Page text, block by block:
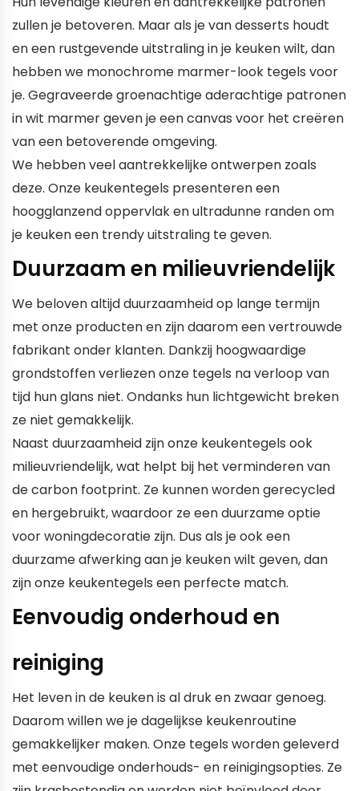
zullen je betoveren. Maar als je van desserts houdt
en een rustgevende uitstraling in je keuken wilt, dan
hebben we monochrome marmer-look tegels voor
je. Gegraveerde groenachtige aderachtige patronen
in wit marmer geven je een canvas voor het creëren
van een betoverende omgeving.
We hebben veel aantrekkelijke ontwerpen zoals
deze. Onze keukentegels presenteren een
hoogglanzend oppervlak en ultradunne randen om
je keuken een trendy uitstraling te geven.
Duurzaam en milieuvriendelijk
We beloven altijd duurzaamheid op lange termijn
met onze producten en zijn daarom een vertrouwde
fabrikant onder klanten. Dankzij hoogwaardige
grondstoffen verliezen onze tegels na verloop van
tijd hun glans niet. Ondanks hun lichtgewicht breken
ze niet gemakkelijk.
Naast duurzaamheid zijn onze keukentegels ook
milieuvriendelijk, wat helpt bij het verminderen van
de carbon footprint. Ze kunnen worden gerecycled
en hergebruikt, waardoor ze een duurzame optie
voor woningdecoratie zijn. Dus als je ook een
duurzame afwerking aan je keuken wilt geven, dan
zijn onze keukentegels een perfecte match.
Eenvoudig onderhoud en
reiniging
Het leven in de keuken is al druk en zwaar genoeg.
Daarom willen we je dagelijkse keukenroutine
gemakkelijker maken. Onze tegels worden geleverd
met eenvoudige onderhouds- en reinigingsopties. Ze